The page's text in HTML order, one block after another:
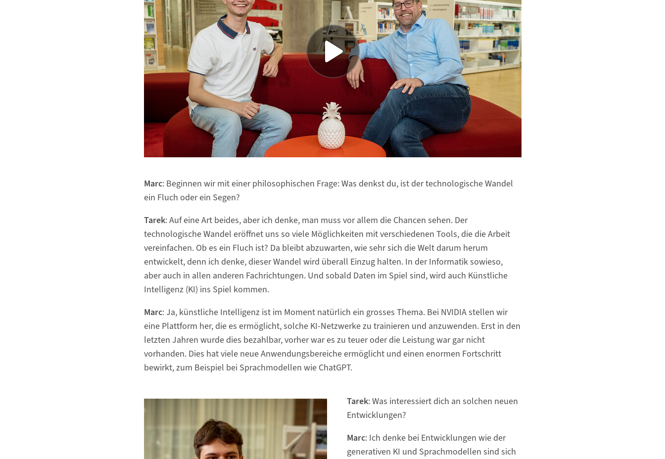
Marc: Beginnen wir mit einer philosophischen Frage: Was denkst du, ist der technologische Wandel
ein Fluch oder ein Segen?
Tarek: Auf eine Art beides, aber ich denke, man muss vor allem die Chancen sehen. Der
technologische Wandel eröffnet uns so viele Möglichkeiten mit verschiedenen Tools, die die Arbeit
vereinfachen. Ob es ein Fluch ist? Da bleibt abzuwarten, wie sehr sich die Welt darum herum
entwickelt, denn ich denke, dieser Wandel wird überall Einzug halten. In der Informatik sowieso,
aber auch in allen anderen Fachrichtungen. Und sobald Daten im Spiel sind, wird auch Künstliche
Intelligenz (KI) ins Spiel kommen.
Marc: Ja, künstliche Intelligenz ist im Moment natürlich ein grosses Thema. Bei NVIDIA stellen wir
eine Plattform her, die es ermöglicht, solche KI-Netzwerke zu trainieren und anzuwenden. Erst in den
letzten Jahren wurde dies bezahlbar, vorher war es zu teuer oder die Leistung war gar nicht
vorhanden. Dies hat viele neue Anwendungsbereiche ermöglicht und einen enormen Fortschritt
bewirkt, zum Beispiel bei Sprachmodellen wie ChatGPT.
Tarek: Was interessiert dich an solchen neuen
Entwicklungen?
Marc: Ich denke bei Entwicklungen wie der
generativen KI und Sprachmodellen sind sich